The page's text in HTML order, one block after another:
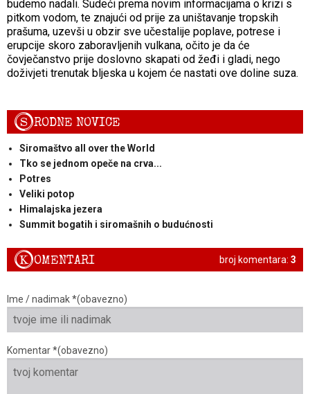
budemo nadali. Sudeći prema novim informacijama o krizi s
pitkom vodom, te znajući od prije za uništavanje tropskih
prašuma, uzevši u obzir sve učestalije poplave, potrese i
erupcije skoro zaboravljenih vulkana, očito je da će
čovječanstvo prije doslovno skapati od žeđi i gladi, nego
doživjeti trenutak bljeska u kojem će nastati ove doline suza.
SRODNE NOVICE
Siromaštvo all over the World
Tko se jednom opeče na crva...
Potres
Veliki potop
Himalajska jezera
Summit bogatih i siromašnih o budućnosti
broj komentara: 3
KOMENTARI
Ime / nadimak *(obavezno)
Komentar *(obavezno)